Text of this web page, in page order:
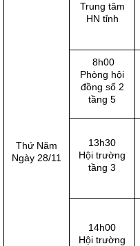
Thứ Năm
Ngày 28/11
Trung tâm
HN tỉnh
8h00
Phòng hội
đồng số 2
tầng 5
13h30
Hội trường
tầng 3
14h00
Hội trường